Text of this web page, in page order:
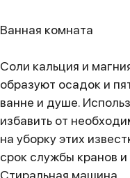
Ванная комната
Соли кальция и
образуют осадок и
ванне и душе.
избавить от
на уборку этих
срок службы кранов
Стиральная машина